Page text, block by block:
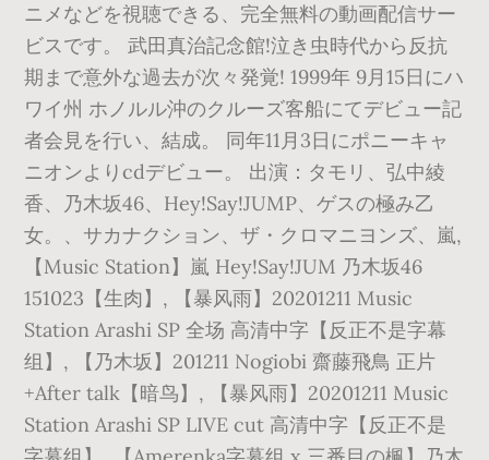
ニメなどを視聴できる、完全無料の動画配信サー
ビスです。 武田真治記念館!泣き虫時代から反抗
期まで意外な過去が次々発覚! 1999年 9月15日にハ
ワイ州 ホノルル沖のクルーズ客船にてデビュー記
者会見を行い、結成。 同年11月3日にポニーキャ
ニオンよりcdデビュー。 出演：タモリ、弘中綾
香、乃木坂46、Hey!Say!JUMP、ゲスの極み乙
女。、サカナクション、ザ・クロマニヨンズ、嵐,
【Music Station】嵐 Hey!Say!JUM 乃木坂46
151023【生肉】, 【暴风雨】20201211 Music
Station Arashi SP 全场 高清中字【反正不是字幕
组】, 【乃木坂】201211 Nogiobi 齋藤飛鳥 正片
+After talk【暗鸟】, 【暴风雨】20201211 Music
Station Arashi SP LIVE cut 高清中字【反正不是